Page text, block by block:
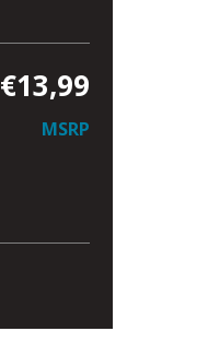
€13,99
MSRP